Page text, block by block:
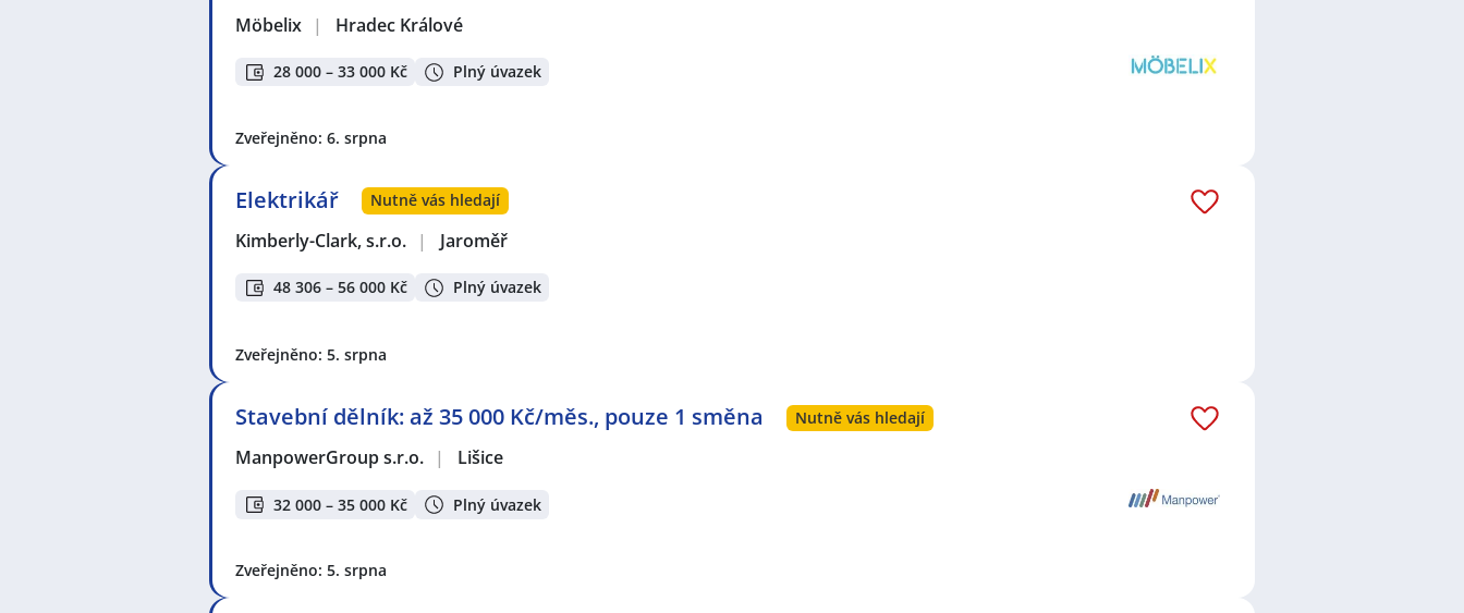
Möbelix | Hradec Králové
28 000 – 33 000 Kč Plný úvazek
Zveřejněno: 6. srpna
Elektrikář Nutně vás hledají
Kimberly-Clark, s.r.o. | Jaroměř
48 306 – 56 000 Kč Plný úvazek
Zveřejněno: 5. srpna
Stavební dělník: až 35 000 Kč/měs., pouze 1 směna Nutně vás hledají
ManpowerGroup s.r.o. | Lišice
32 000 – 35 000 Kč Plný úvazek
Zveřejněno: 5. srpna